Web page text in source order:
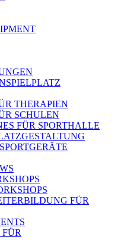
THERAPIEN
SCHULEN
FÜR SPORTHALLE
FÜR